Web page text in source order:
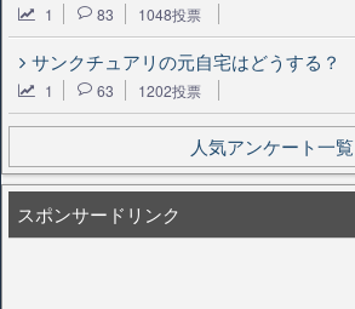
1 83 1048投票
サンクチュアリの元自宅はどうする？
1 63 1202投票
人気アンケート一覧
スポンサードリンク